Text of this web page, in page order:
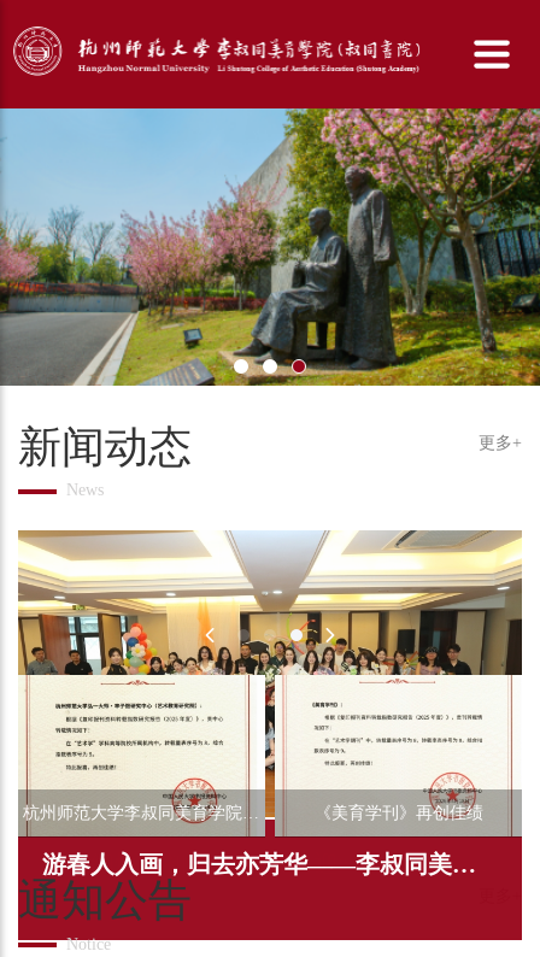
新闻动态 更多+
游春人入画，归去亦芳华——李叔同美育
学院2026届毕业生欢送会暨...
杭州师范大学李叔同美育学院在
2025年度复印报刊...
《美育学刊》再创佳绩
通知公告